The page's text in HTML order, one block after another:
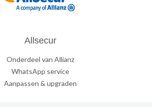
Allsecur
Onderdeel van Allianz
WhatsApp service
Aanpassen & upgraden